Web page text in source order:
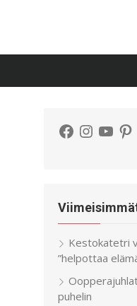
Facebook
Instagram
YouTube
Kestokatetri
”helpottaa
puhelin